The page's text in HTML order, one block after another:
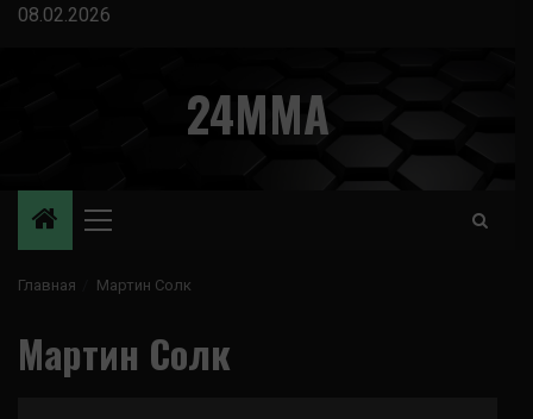
Перейти
08.02.2026
24MMA
Основное
Главная Мартин Солк
Мартин Солк